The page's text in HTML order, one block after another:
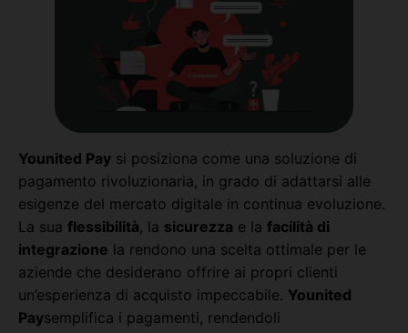
Younited Pay si posiziona come una soluzione di
pagamento rivoluzionaria, in grado di adattarsi alle
esigenze del mercato digitale in continua evoluzione.
La sua flessibilità, la sicurezza e la facilità di
integrazione la rendono una scelta ottimale per le
aziende che desiderano offrire ai propri clienti
un’esperienza di acquisto impeccabile. Younited
Paysemplifica i pagamenti, rendendoli